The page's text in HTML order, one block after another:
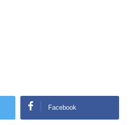
Facebook